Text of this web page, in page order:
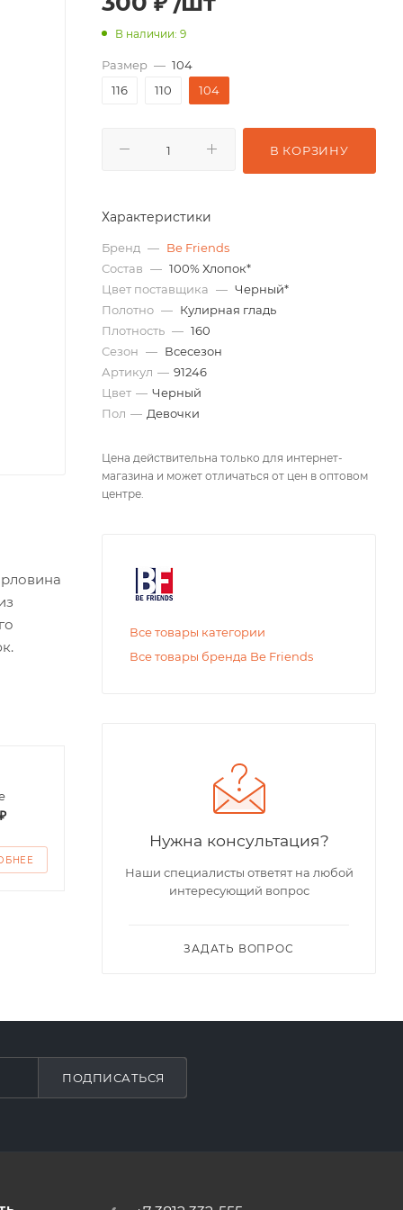
Бриджи для
200 ₽
В наличии: 9
Размер — 104
116
110 104
В КОРЗИНУ
Характеристики
Бренд — Be Friends
Состав — 100% Хлопок*
Цвет поставщика — Черный*
Полотно — Кулирная гладь
Плотность — 160
Сезон — Всесезон
Артикул — 91246
Цвет — Черный
Пол — Девочки
Цена действительна только для интернет-
магазина и может отличаться от цен в оптовом
центре.
Все товары категории
Все товары бренда Be Friends
Нужна консультация?
Наши специалисты ответят на любой
интересующий вопрос
ЗАДАТЬ ВОПРОС
ПОДПИСАТЬСЯ